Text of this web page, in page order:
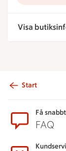
Visa
Start
Få
FAQ